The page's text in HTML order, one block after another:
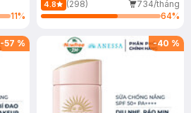
11%
4.8 (298)
734/tháng
64%
-57 % -40 %